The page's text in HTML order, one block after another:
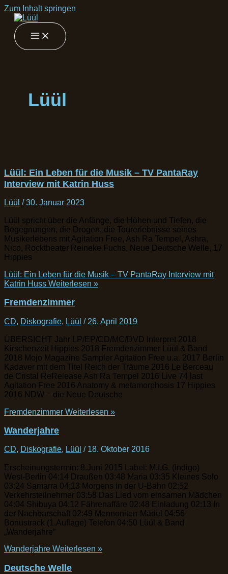
Zum Inhalt springen
Lüül
Lüül: Ein Leben für die Musik – TV PantaRay
Interview mit Katrin Huss
Lüül /30. Januar 2023
Lüül spricht über die Anfänge, die Höhen und Tiefen, die
Begegnungen, die Drogen, die Tourerlebnisse seines
Musikerlebens mit Agitation Free, Ash Ra Tempel, Ashra,
Nico, Rocktheater Reineke Fuchs, Neue Deutsche Welle, 17
Hippies
Lüül: Ein Leben für die Musik – TV PantaRay Interview mit
Katrin Huss Weiterlesen »
Fremdenzimmer
CD, Diskografie, Lüül / 26. April 2019
ÜBERSICHT Jahr LP/EP/CD/MC/DVD Interpret 2018
Kirschenzeit Hippies 2018 Fremdenzimmer Lüül & Band
2018 Mojo Magazine Sampler Agitation Free u.a. 2017 Berlin
Kadaver mit dem Titel Reich der Träume 2016 Le Berceau
de Cristal ReRelease Ash Ra Tempel 2016 Live 74 last
Agitation Free 2016 Anatomy & metamorphosis 17 Hippies
2016 NDW – die Neue Deutsche
Fremdenzimmer Weiterlesen »
Wanderjahre
CD, Diskografie, Lüül / 18. Oktober 2016
Erscheinungstermin: 8.Juni 2015 Label: M.I.G. (Indigo)
West-Berlin 04:14 Draußen 03:48 Maria 03:35 Kleines Solo
03:24 Samarra 04:13 Morgens in der U-Bahn 02:52
Verkehrsteilnehmer 03:58 Das Lied vom einsamen Mädchen
04:04 Shibuya 04:12 Fährenaffäre 02:48 Einladung 02:13 In
der Nachbarschaft 02:49 Mennoniten-Mädel 04:56
Bonustrack (1.Auflage) Telefon 04:50 Lüül & Band
„Wanderjahre“
Wanderjahre Weiterlesen »
Deutsche Welle